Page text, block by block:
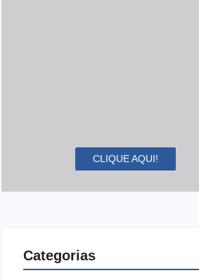
CLIQUE AQUI!
Categorias